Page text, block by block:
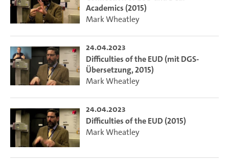
Academics (2015)
Mark Wheatley
24.04.2023
Difficulties of the EUD (mit DGS-
Übersetzung, 2015)
Mark Wheatley
24.04.2023
Difficulties of the EUD (2015)
Mark Wheatley